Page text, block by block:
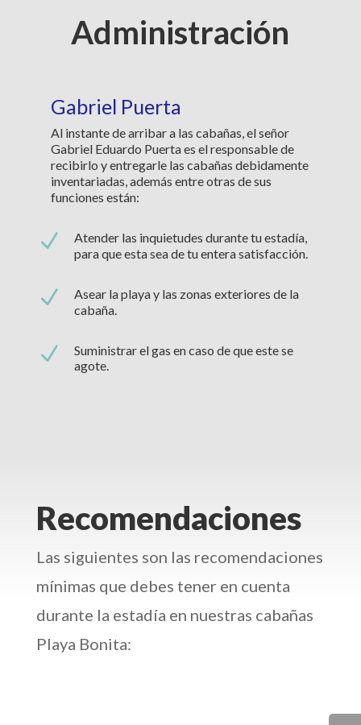
Administración
Gabriel Puerta
Al instante de arribar a las cabañas, el señor
Gabriel Eduardo Puerta es el responsable de
recibirlo y entregarle las cabañas debidamente
inventariadas, además entre otras de sus
funciones están:
N
Atender las inquietudes durante tu estadía,
para que esta sea de tu entera satisfacción.
N
Asear la playa y las zonas exteriores de la
cabaña.
N
Suministrar el gas en caso de que este se
agote.
Recomendaciones
Las siguientes son las recomendaciones
mínimas que debes tener en cuenta
durante la estadía en nuestras cabañas
Playa Bonita: